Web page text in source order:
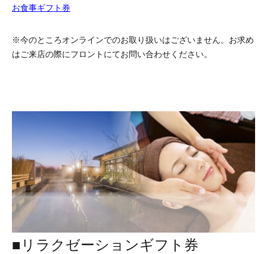
お食事ギフト券
※今のところオンラインでのお取り扱いはございません。 お求め
はご来店の際にフロントにてお問い合わせください。
■リラクゼーションギフト券